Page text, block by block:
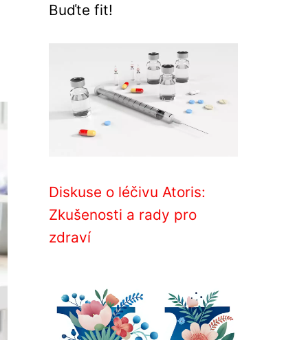
Buďte fit!
Diskuse o léčivu Atoris:
Zkušenosti a rady pro
zdraví